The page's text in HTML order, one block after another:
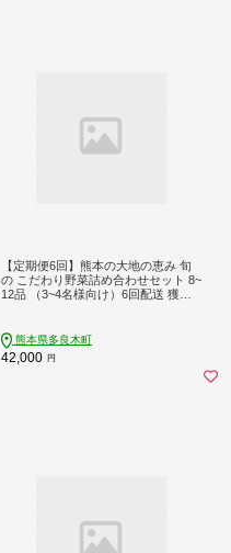
【定期便6回】熊本の大地の恵み 旬
の こだわり野菜詰め合わせセット 8~
12品 （3~4名様向け）6回配送 獲れ
菜 家族 ファミリー 多良木町 024-081
1
熊本県多良木町
42,000 円